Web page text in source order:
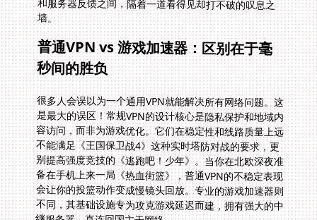
墙。
普通VPN vs 游戏加速器：区别在于毫
秒间的胜负
很多人会误以为一个通用VPN就能解决所有网络问题。这
是最大的误区！常规VPN的设计核心是隐私保护和地域内
容访问，而非为游戏优化。它们在稳定性和线路质量上远
不能满足《王国保卫战4》这种实时塔防对战的要求，更
别提高强度竞技的《逃跑吧！少年》。当你在北欧深夜准
备在手机上来一局《热血街篮》，普通VPN的不稳定表现
会让你的投篮动作变成慢镜头回放。专业的游戏加速器则
不同，其基础设施专为攻克游戏延迟而建，拥有强大的中